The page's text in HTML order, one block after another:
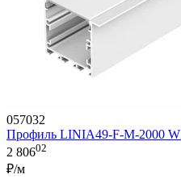
057032
Профиль LINIA49-F-M-2000
2 80602
₽/м